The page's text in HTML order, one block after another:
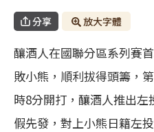
分享 放大字體
釀酒人在國聯分區系列賽
敗小熊，順利拔得頭籌，
時8分開打，釀酒人推出左
假先發，對上小熊日籍左